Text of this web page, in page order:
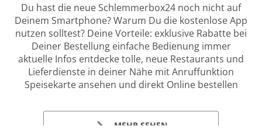
Du hast die neue Schlemmerbox24 noch nicht auf
Deinem Smartphone? Warum Du die kostenlose App
nutzen solltest? Deine Vorteile: exklusive Rabatte bei
Deiner Bestellung einfache Bedienung immer
aktuelle Infos entdecke tolle, neue Restaurants und
Lieferdienste in deiner Nähe mit Anruffunktion
Speisekarte ansehen und direkt Online bestellen
MEHR SEHEN